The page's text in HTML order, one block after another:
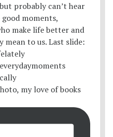
my love of books